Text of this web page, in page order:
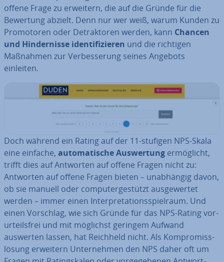
offene Frage zu erweitern, die auf die Gründe für die
Bewertung abzielt. Denn nur wer weiß, warum Kunden zu
Pro­mo­to­ren oder De­trak­to­ren werden, kann Chancen
und Hin­der­nis­se iden­ti­fi­zie­ren und die richtigen
Maßnahmen zur Ver­bes­se­rung seines Angebots
einleiten.
Doch während ein Rating auf der 11-stufigen NPS-Skala
eine einfache, au­to­ma­ti­sche Aus­wer­tung er­mög­licht,
trifft dies auf Antworten auf offene Fragen nicht zu:
Antworten auf offene Fragen bieten – un­ab­hän­gig davon,
ob sie manuell oder com­pu­ter­ge­stützt aus­ge­wer­tet
werden – immer einen In­ter­pre­ta­ti­ons­spiel­raum. Und
einen Vorschlag, wie sich Gründe für das NPS-Rating vor­
ur­teils­frei und mit möglichst geringem Aufwand
auswerten lassen, hat Reichheld nicht. Als Kom­pro­miss­
lö­sung erweitern Un­ter­neh­men den NPS daher oft um